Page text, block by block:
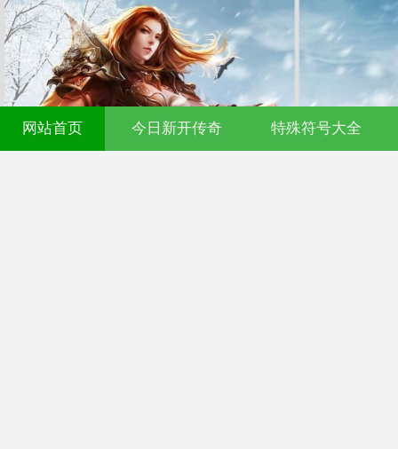
网站首页 今日新开传奇 特殊符号大全